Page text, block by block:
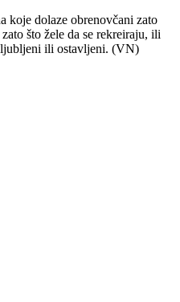
koje dolaze obrenovčani zato
što žele da se rekreiraju, ili
ili ostavljeni. (VN)